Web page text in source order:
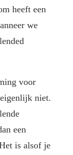
heeft een
we
voor
niet.
een
is alsof je